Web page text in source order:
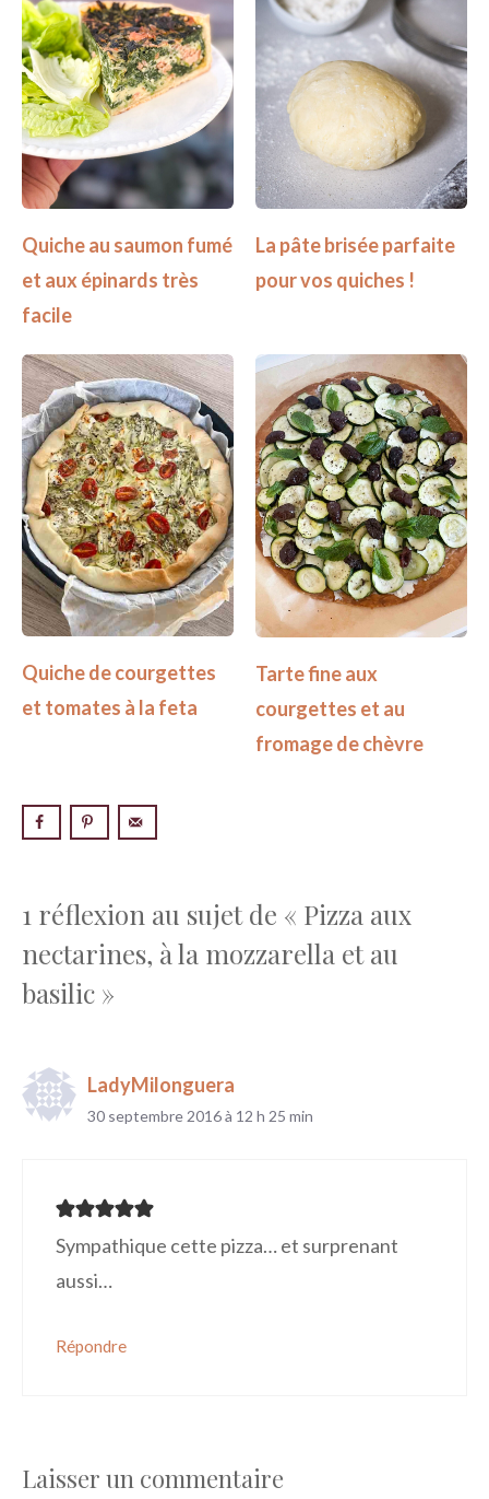
Quiche au saumon fumé
et aux épinards très
facile
La pâte brisée parfaite
pour vos quiches !
Quiche de courgettes
et tomates à la feta
Tarte fine aux
courgettes et au
fromage de chèvre
1 réflexion au sujet de « Pizza aux
nectarines, à la mozzarella et au
basilic »
LadyMilonguera
30 septembre 2016 à 12 h 25 min
Sympathique cette pizza… et surprenant
aussi…
Répondre
Laisser un commentaire